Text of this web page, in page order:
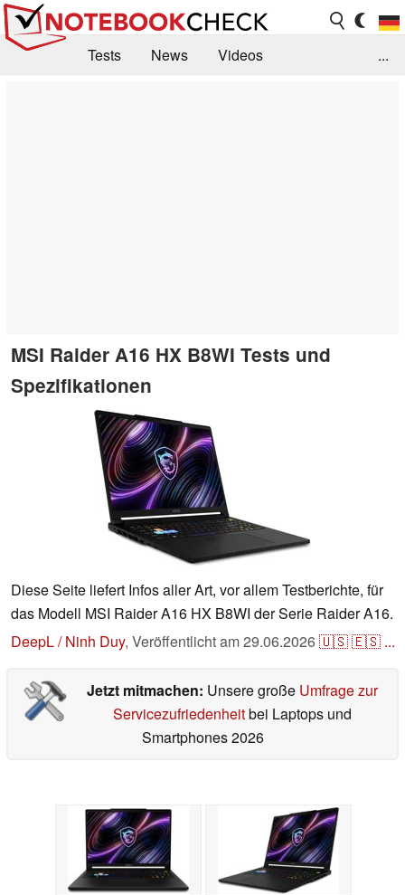
Tests News
Videos
...
MSI Raider A16 HX B8WI Tests und
Spezifikationen
Diese Seite liefert Infos aller Art, vor allem Testberichte, für
das Modell MSI Raider A16 HX B8WI der Serie Raider A16.
DeepL / Ninh Duy, Veröffentlicht am29.06.2026🇺🇸🇪🇸 ...
Jetzt mitmachen: Unsere große Umfrage zur
Servicezufriedenheitbei Laptops und
Smartphones 2026